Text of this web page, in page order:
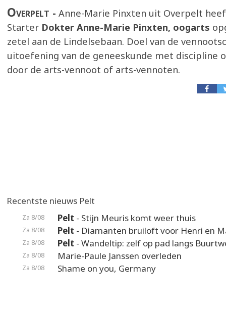
Overpelt
Anne-Marie Pinxten uit Overpelt
Starter Dokter Anne-Marie Pinxten, oogarts
zetel aan de Lindelsebaan. Doel van de
uitoefening van de geneeskunde met discipline
door de arts-vennoot of arts-vennoten.
Recentste nieuws Pelt
Za 8/08 Pelt - Stijn Meuris komt weer thuis
Za 8/08 Pelt - Diamanten bruiloft voor Henri en
Za 8/08 Pelt - Wandeltip: zelf op pad langs
Za 8/08 Marie-Paule Janssen overleden
Za 8/08 Shame on you, Germany